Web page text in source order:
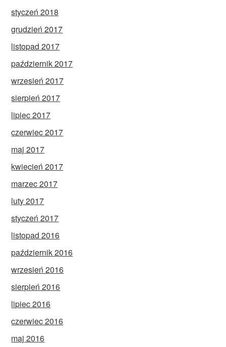
styczeń 2018
grudzień 2017
listopad 2017
październik 2017
wrzesień 2017
sierpień 2017
lipiec 2017
czerwiec 2017
maj 2017
kwiecień 2017
marzec 2017
luty 2017
styczeń 2017
listopad 2016
październik 2016
wrzesień 2016
sierpień 2016
lipiec 2016
czerwiec 2016
maj 2016